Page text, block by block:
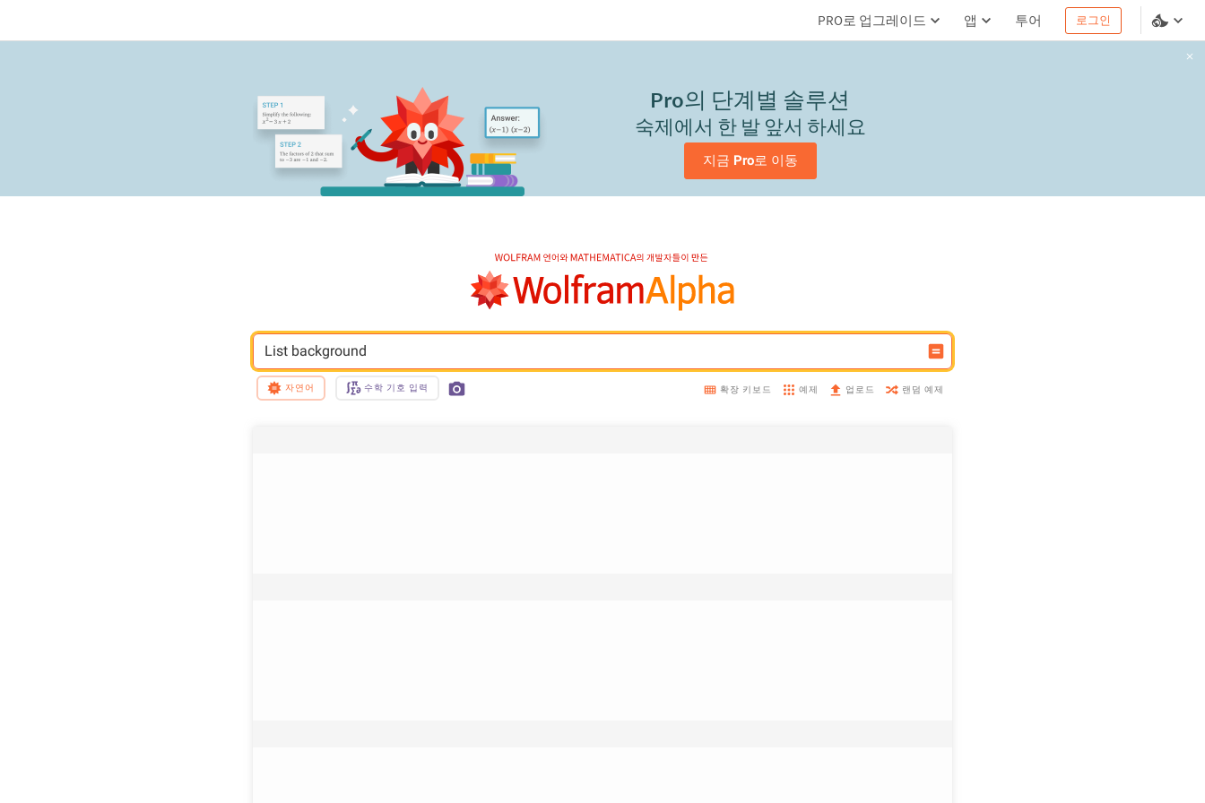
PRO로 업그레이드 앱 투어 로그인
Pro의 단계별 솔루션
숙제에서 한 발 앞서 하세요
지금 Pro로 이동
List background
자연어 수학 기호 입력 확장 키보드 예제 업로드 랜덤 예제